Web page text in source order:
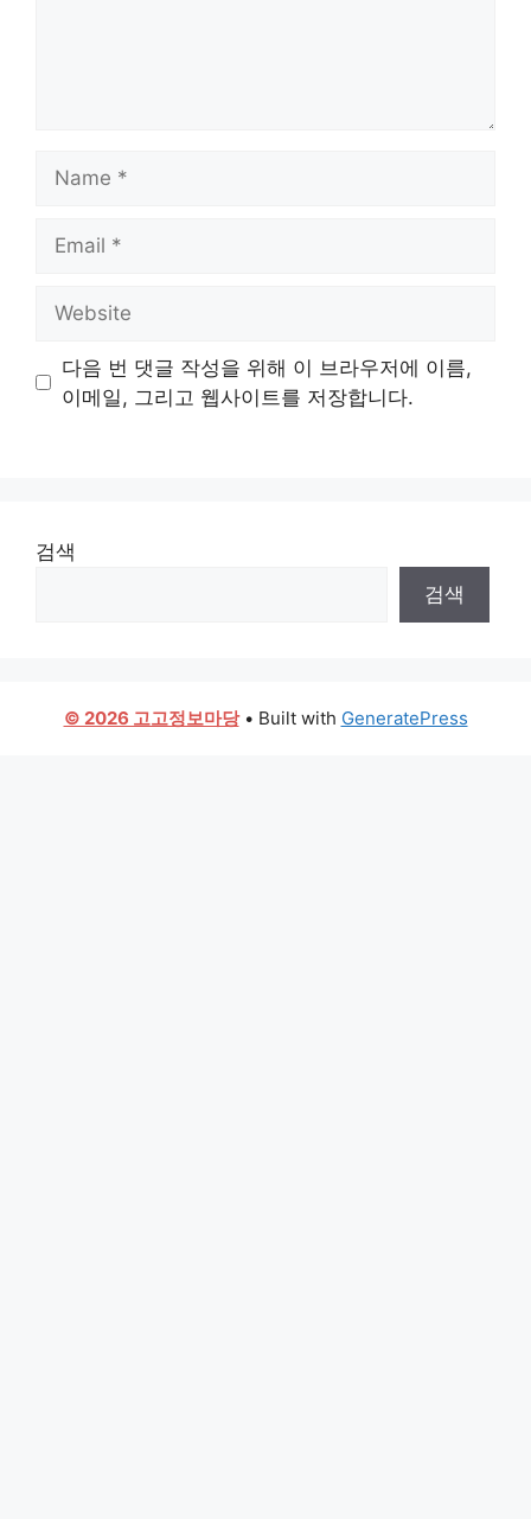
다음 번 댓글 작성을 위해 이 브라우저에 이름,
이메일, 그리고 웹사이트를 저장합니다.
검색
검색
© 2026 고고정보마당• Built with GeneratePress